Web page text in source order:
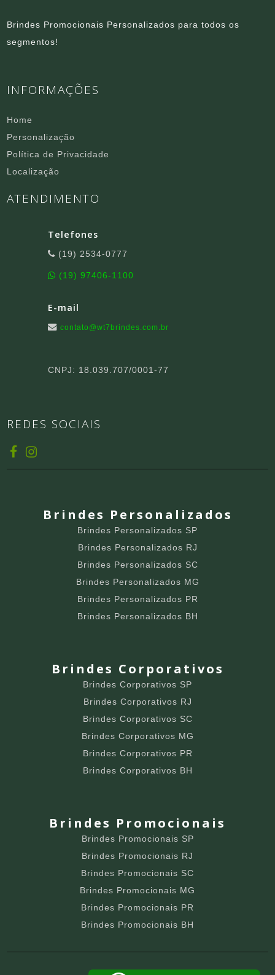
Brindes Promocionais Personalizados para todos os
segmentos!
INFORMAÇÕES
Home
Personalização
Política de Privacidade
Localização
ATENDIMENTO
Telefones
(19) 2534-0777
(19) 97406-1100
E-mail
contato@wt7brindes.com.br
CNPJ: 18.039.707/0001-77
REDES SOCIAIS
Brindes Personalizados
Brindes Personalizados SP
Brindes Personalizados RJ
Brindes Personalizados SC
Brindes Personalizados MG
Brindes Personalizados PR
Brindes Personalizados BH
Brindes Corporativos
Brindes Corporativos SP
Brindes Corporativos RJ
Brindes Corporativos SC
Brindes Corporativos MG
Brindes Corporativos PR
Brindes Corporativos BH
Brindes Promocionais
Brindes Promocionais SP
Brindes Promocionais RJ
Brindes Promocionais SC
Brindes Promocionais MG
Brindes Promocionais PR
Brindes Promocionais BH